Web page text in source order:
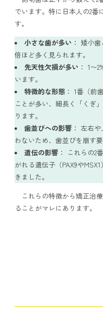
でいます。特に日本人の2番
す。
小さな歯が多い ： 矮小
倍ほど多く見られます。
先天性欠損が多い ： 1〜
います。
特徴的な形態 ： 1番（前
ことが多い、細長く「くぎ
ります。
歯並びへの影響 ： 左右
わないため、歯並びを崩す
遺伝の影響 ： これらの2
がれる遺伝子（PAX9や
きました。
これらの特徴から矯正治
ることがマレにあります。